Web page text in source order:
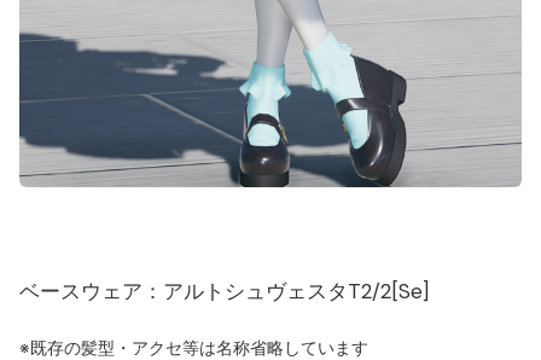
ベースウェア：アルトシュヴェスタT2/2[Se]
※既存の髪型・アクセ等は名称省略しています